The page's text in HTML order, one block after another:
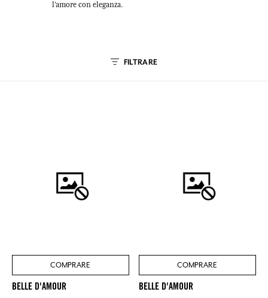
l’amore con eleganza.
FILTRARE
COMPRARE
BELLE D'AMOUR
COMPRARE
BELLE D'AMOUR